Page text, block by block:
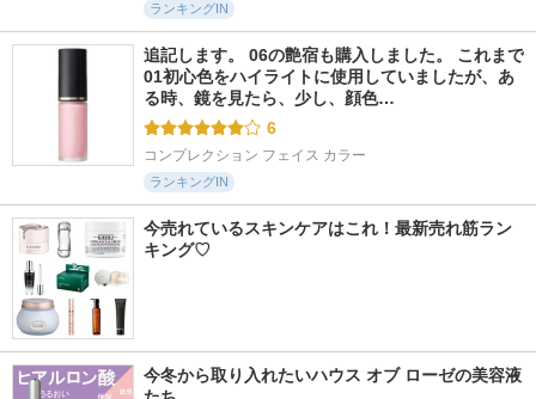
ランキングIN
追記します。 06の艶宿も購入しました。 これまで
01初心色をハイライトに使用していましたが、あ
る時、鏡を見たら、少し、顔色…
6
コンプレクション フェイス カラー
ランキングIN
今売れているスキンケアはこれ！最新売れ筋ラン
キング♡
今冬から取り入れたいハウス オブ ローゼの美容液